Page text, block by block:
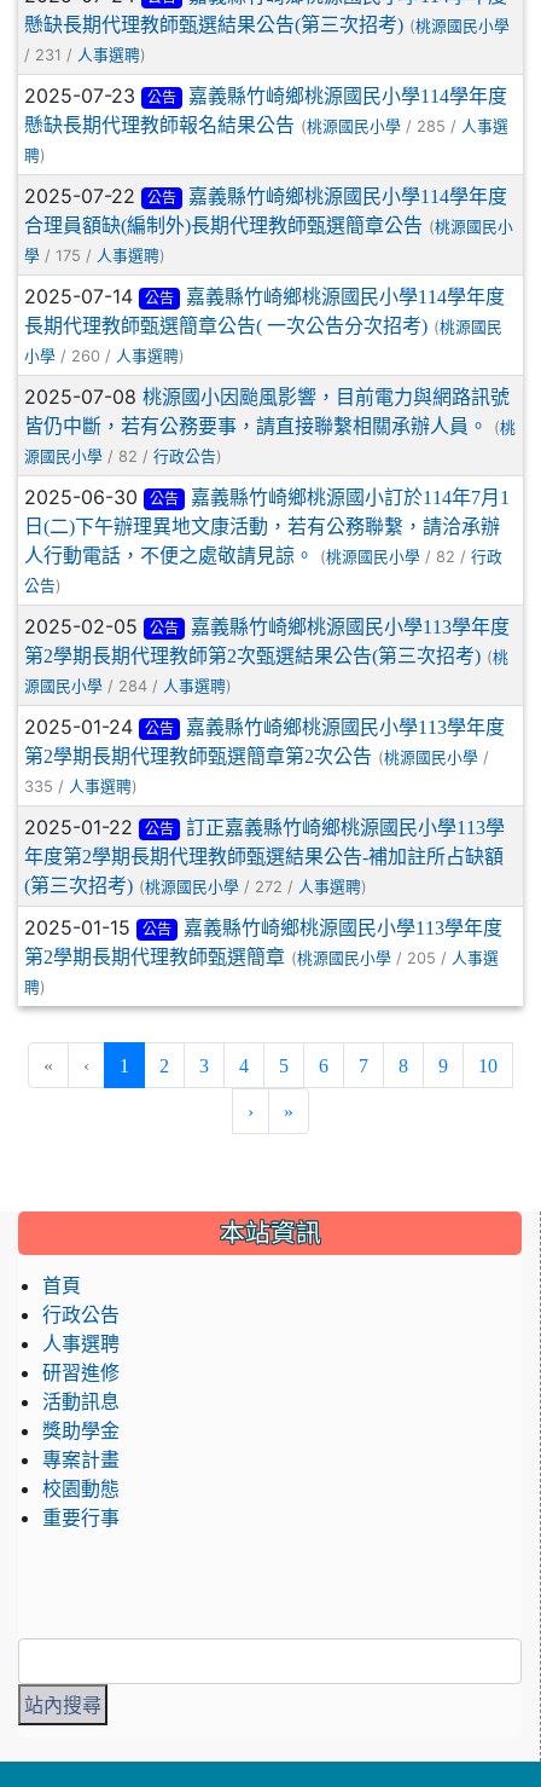
懸缺長期代理教師甄選結果公告(第三次招考) (桃源國民小學
/ 231 / 人事選聘)
2025-07-23 公告
嘉義縣竹崎鄉桃源國民小學114學年度
懸缺長期代理教師報名結果公告 (桃源國民小學 / 285 / 人事選
聘)
2025-07-22 公告
嘉義縣竹崎鄉桃源國民小學114學年度
合理員額缺(編制外)長期代理教師甄選簡章公告 (桃源國民小
學 / 175 / 人事選聘)
2025-07-14 公告
嘉義縣竹崎鄉桃源國民小學114學年度
長期代理教師甄選簡章公告( 一次公告分次招考) (桃源國民
小學 / 260 / 人事選聘)
2025-07-08 桃源國小因颱風影響，目前電力與網路訊號
皆仍中斷，若有公務要事，請直接聯繫相關承辦人員。
(桃
源國民小學 / 82 / 行政公告)
2025-06-30 公告
嘉義縣竹崎鄉桃源國小訂於114年7月1
日(二)下午辦理異地文康活動，若有公務聯繫，請洽承辦
人行動電話，不便之處敬請見諒。
(桃源國民小學 / 82 / 行政
公告)
2025-02-05 公告
嘉義縣竹崎鄉桃源國民小學113學年度
第2學期長期代理教師第2次甄選結果公告(第三次招考) (桃
源國民小學 / 284 / 人事選聘)
2025-01-24 公告
嘉義縣竹崎鄉桃源國民小學113學年度
第2學期長期代理教師甄選簡章第2次公告 (桃源國民小學 /
335 / 人事選聘)
2025-01-22 公告
訂正嘉義縣竹崎鄉桃源國民小學113學
年度第2學期長期代理教師甄選結果公告-補加註所占缺額
(第三次招考) (桃源國民小學 / 272 / 人事選聘)
2025-01-15 公告
嘉義縣竹崎鄉桃源國民小學113學年度
第2學期長期代理教師甄選簡章 (桃源國民小學 / 205 / 人事選
聘)
« ‹ 1 (current)
2 3 4 5 6 7 8 9 10
› »
::: 本站資訊
首頁
行政公告
人事選聘
研習進修
活動訊息
獎助學金
專案計畫
校園動態
重要行事